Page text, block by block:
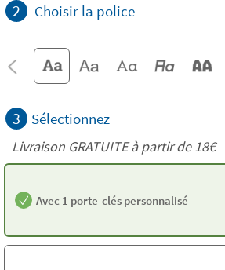
2 Choisir la police
3 Sélectionnez
Livraison GRATUITE à partir de18€
Avec 1 porte-clés personnalisé